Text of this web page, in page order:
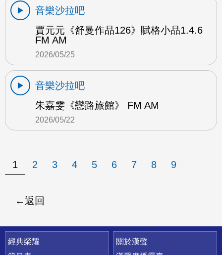
音樂沙拉吧
賈元元《舒曼作品126》賦格小品1.4.6
FM AM
2026/05/25
音樂沙拉吧
朱嘉雯《戀路旅館》 FM AM
2026/05/22
1 2 3 4 5 6 7 8 9
返回
快速連結
經典榮耀
關於漢聲